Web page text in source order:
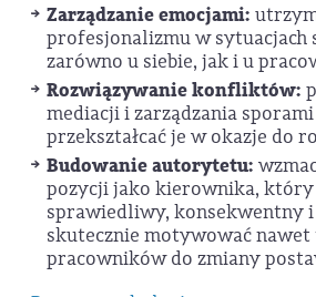
Zarządzanie emocjami:
profesjonalizmu w sytuacjach
zarówno u siebie, jak i u
Rozwiązywanie konfliktów:
mediacji i zarządzania
przekształcać je w okazje do
Budowanie autorytetu:
pozycji jako kierownika,
sprawiedliwy, konsekwentny
skutecznie motywować
pracowników do zmiany